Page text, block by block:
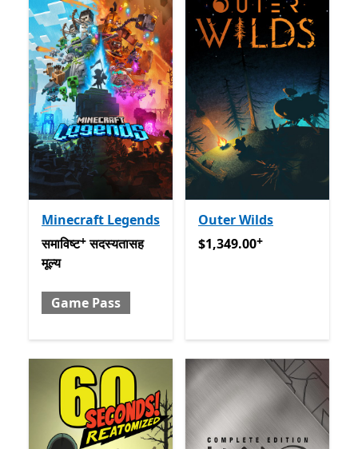
Minecraft Legends
समाविष्ट सदस्यतासह मूल्य Game Passअॅप खरेदीमधले ऑफर्स
समाविष्ट+ सदस्यतासह
मूल्य
Game Pass
Outer Wilds
$1,349.00अॅप खरेदीमधले
$1,349.00+